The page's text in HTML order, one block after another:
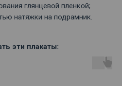
глянцевой пленкой;
натяжки на подрамник.
эти плакаты: